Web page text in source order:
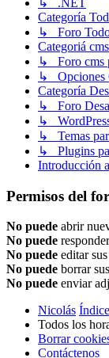
↳ .NET
Categoría
↳ Foro
Categoriá
↳ Foro cms
↳ Opciones
Categoría
↳ Foro
↳
↳ Temas
↳ Plugins
Introducción
Permisos del
No puede abrir
No puede
No puede editar
No puede borrar
No puede enviar
Nicolás
Todos los
Borrar
Contáctenos